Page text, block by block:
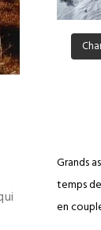
Grands
temps
en